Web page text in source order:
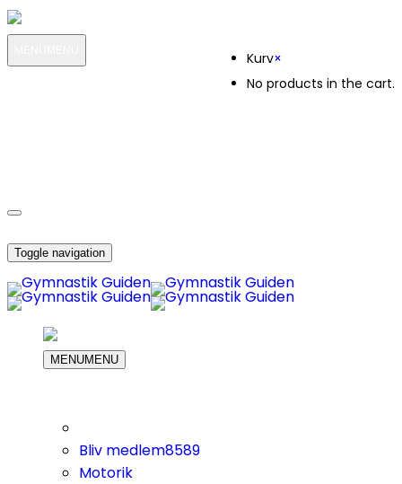
Kurv×
No products in the cart.
Toggle navigation
MENUMENU
Bliv medlem8589
Motorik